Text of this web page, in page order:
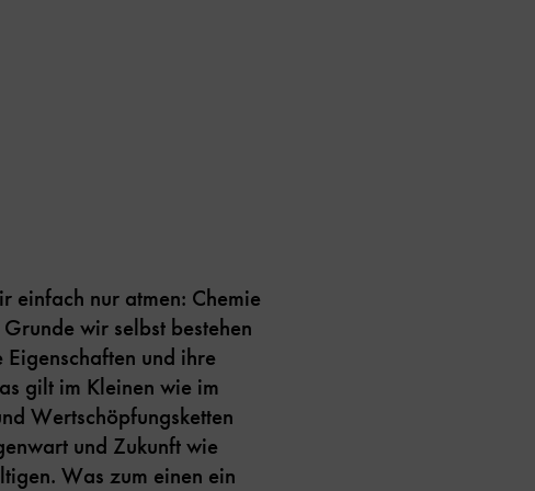
einfach nur atmen: Chemie
wir selbst bestehen
und ihre
gilt im Kleinen wie im
Wertschöpfungsketten
und Zukunft wie
Was zum einen ein